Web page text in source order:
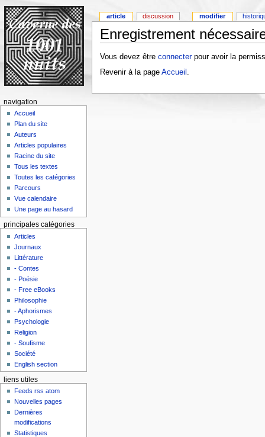
Enregistrement
Vous devez être connecterpour avoir la
Revenir à la page Accueil
article discussion modifier
navigation
Accueil
Plan du site
Auteurs
Articles populaires
Racine du site
Tous les textes
Toutes les catégories
Parcours
Vue calendaire
Une page au hasard
principales catégories
Articles
Journaux
Littérature
- Contes
- Poésie
- Free eBooks
Philosophie
- Aphorismes
Psychologie
Religion
- Soufisme
Société
English section
liens utiles
Feeds rss atom
Nouvelles pages
Dernières
modifications
Statistiques